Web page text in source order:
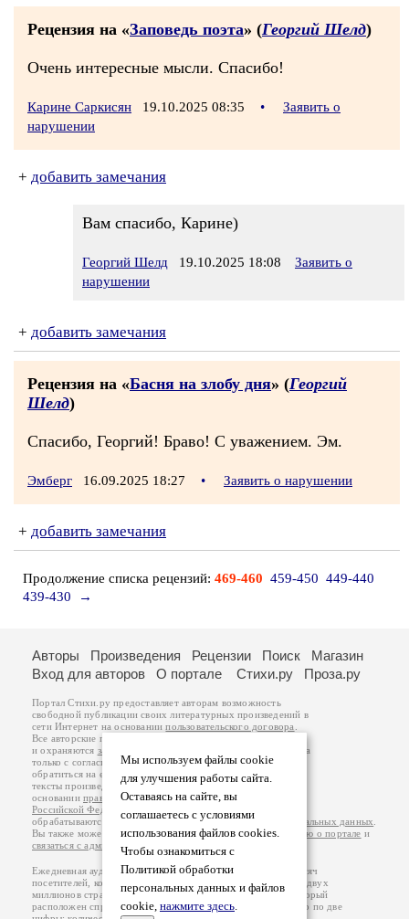
Рецензия на «Заповедь поэта» (Георгий Шелд)
Очень интересные мысли. Спасибо!
Карине Саркисян 19.10.2025 08:35 •
Заявить о
нарушении
+ добавить замечания
Вам спасибо, Карине)
Георгий Шелд 19.10.2025 18:08
Заявить о
нарушении
+ добавить замечания
Рецензия на «Басня на злобу дня» (Георгий
Шелд)
Спасибо, Георгий! Браво! С уважением. Эм.
Эмберг 16.09.2025 18:27 • Заявить о нарушении
+ добавить замечания
Продолжение списка рецензий: 469-460 459-450 449-440
439-430
→
Мы используем файлы cookie
для улучшения работы сайта.
Оставаясь на сайте, вы
соглашаетесь с условиями
использования файлов cookies.
Чтобы ознакомиться с
Политикой обработки
персональных данных и файлов
cookie, нажмите здесь.
Авторы Произведения Рецензии Поиск
Магазин
Вход для авторов
О портале Стихи.ру Проза.ру
Портал Стихи.ру предоставляет авторам возможность
свободной публикации своих литературных произведений в
сети Интернет на основаниипользовательского договора
Все авторские права на произведения принадлежат авторам
и охраняются законом
. Перепечатка произведений возможна
только с согласия его автора, к которому вы можете
обратиться на его авторской странице. Ответственность за
тексты произведений авторы несут самостоятельно на
основанииправил публикацииизаконодательства
Российской Федерации
обрабатываются на основанииПолитики обработки персональных данных
Вы также можете посмотреть более подробнуюинформацию о портале и
связаться с администрацией
Ежедневная аудитория портала Стихи.ру – порядка 200 тысяч
посетителей, которые в общей сумме просматривают более двух
миллионов страниц по данным счетчика посещаемости, который
расположен справа от этого текста. В каждой графе указано по две